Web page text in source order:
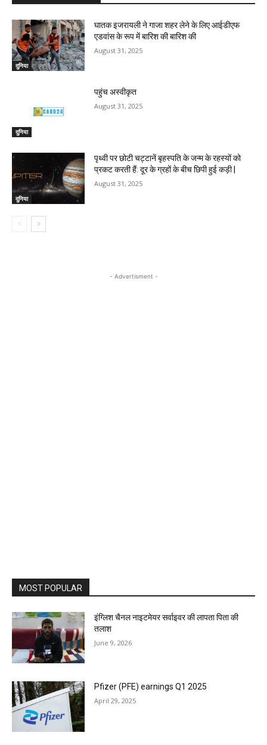
दुनिया
घातक इजरायली ने गाजा शहर लेने के लिए आईडीएफ
एडवांस के रूप में बारिश की बारिश की
August 31, 2025
दुनिया
पहुंच अस्वीकृत
August 31, 2025
दुनिया
पृथ्वी पर छोटी चट्टानें बृहस्पति के जन्म के रहस्यों को
प्रकट करती हैं: दूर के ग्रहों के बीच छिपी हुई कड़ी |
August 31, 2025
- Advertisment -
MOST POPULAR
इंग्लिश चैनल नाइटमेयर सर्वाइवर की लापता पिता की
तलाश
June 9, 2026
Pfizer (PFE) earnings Q1 2025
April 29, 2025